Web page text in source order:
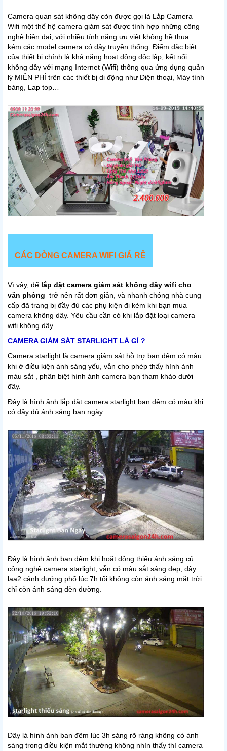
Camera quan sát không dây còn được gọi là Lắp Camera
Wifi một thế hệ camera giám sát được tính hợp những công
nghệ hiện đại, với nhiều tính năng ưu việt không hề thua
kém các model camera có dây truyền thống. Điểm đặc biệt
của thiết bị chính là khả năng hoạt động độc lập, kết nối
không dây với mạng Internet (Wifi) thông qua ứng dụng quản
lý MIỄN PHÍ trên các thiết bị di động như Điện thoại, Máy tính
bảng, Lap top…
CÁC DÒNG CAMERA WIFI GIÁ RẺ
Vì vậy, để lắp đặt camera giám sát không dây wifi cho
văn phòng trở nên rất đơn giản, và nhanh chóng nhà cung
cấp đã trang bị đầy đủ các phụ kiện đi kèm khi bạn mua
camera không dây. Yêu cầu cần có khi lắp đặt loại camera
wifi không dây.
CAMERA GIÁM SÁT STARLIGHT LÀ GÌ ?
Camera starlight là camera giám sát hỗ trợ ban đêm có màu
khi ở điều kiện ánh sáng yếu, vẫn cho phép thấy hình ảnh
màu sắt , phân biệt hình ảnh camera bạn tham khảo dưới
đây.
Đây là hình ảnh lắp đặt camera starlight ban đêm có màu khi
có đầy đủ ánh sáng ban ngày.
Đây là hình ảnh ban đêm khi hoặt động thiếu ánh sáng củ
công nghệ camera starlight, vẫn có màu sắt sáng đep, đây
laa2 cảnh đướng phố lúc 7h tối không còn ánh sáng mặt trời
chỉ còn ánh sáng đèn đường.
Đây là hình ảnh ban đêm lúc 3h sáng rõ ràng không có ánh
sáng trong điều kiện mắt thường không nhìn thấy thì camera